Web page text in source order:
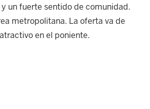
un fuerte sentido de comunidad.
metropolitana. La oferta va de
en el poniente.